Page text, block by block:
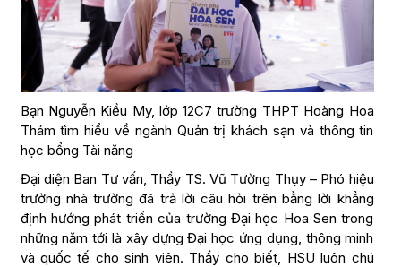
Bạn Nguyễn Kiều My, lớp 12C7 trường THPT Hoàng Hoa
Thám tìm hiểu về ngành Quản trị khách sạn và thông tin
học bổng Tài năng
Đại diện Ban Tư vấn, Thầy TS. Vũ Tường Thụy – Phó hiệu
trưởng nhà trường đã trả lời câu hỏi trên bằng lời khẳng
định hướng phát triển của trường Đại học Hoa Sen trong
những năm tới là xây dựng Đại học ứng dụng, thông minh
và quốc tế cho sinh viên. Thầy cho biết, HSU luôn chú